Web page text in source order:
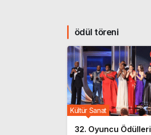
ödül töreni
32. Oyuncu Ödülleri
Kültür Sanat